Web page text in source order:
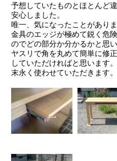
予想していたものとほとんど
安心しました。
唯一、気になったことがあり
金具のエッジが極めて鋭く危
のでどの部分か分かるかと思い
ヤスリで角を丸めて簡単に修
していただければと思います。
末永く使わせていただきます